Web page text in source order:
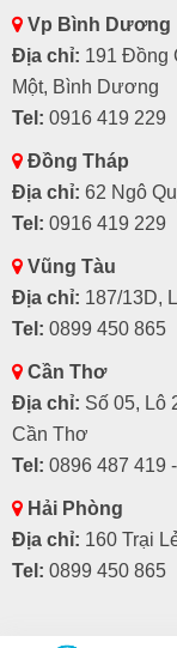
Vp Bình Dương
Địa chỉ: 191 Đồng
Một, Bình Dương
Tel: 0916 419 229
Đồng Tháp
Địa chỉ: 62 Ngô
Tel: 0916 419 229
Vũng Tàu
Địa chỉ: 187/13D,
Tel: 0899 450 865
Cần Thơ
Địa chỉ: Số 05, Lô
Cần Thơ
Tel: 0896 487 419
Hải Phòng
Địa chỉ: 160 Trại
Tel: 0899 450 865